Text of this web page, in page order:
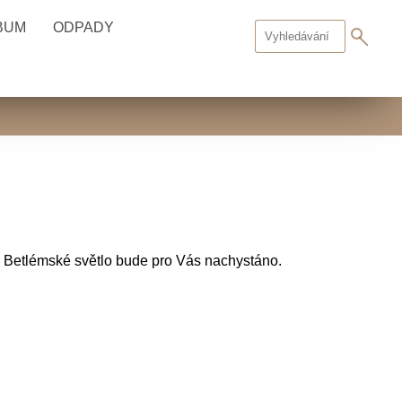
ODPADY
světlo bude pro Vás nachystáno.